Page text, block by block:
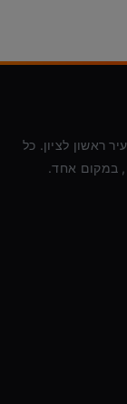
ראשון לציון. כל
במקום אחד.